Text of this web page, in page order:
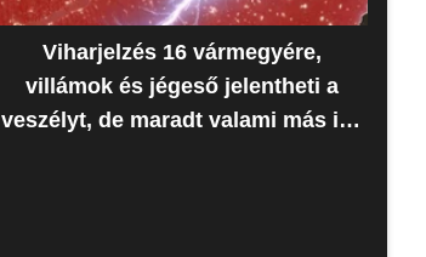
Viharjelzés 16 vármegyére,
villámok és jégeső jelentheti a
veszélyt, de maradt valami más is -